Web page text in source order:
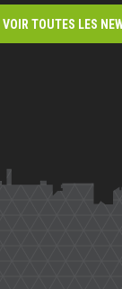
VOIR TOUTES LES